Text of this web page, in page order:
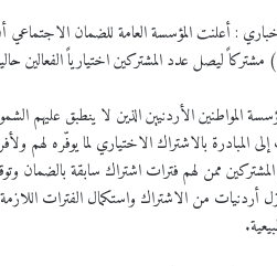
المواطنين الأردنيين الذين لا ينطبق عليهم
إلى المبادرة بالاشتراك الاختياري لما يوفّره
ممن لهم فترات اشتراك سابقة
أردنيات من الاشتراك واستكمال الفترات